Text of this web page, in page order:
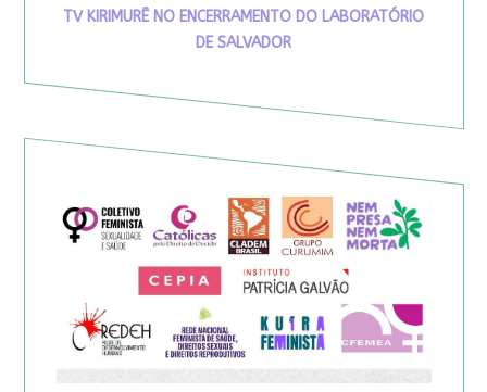
TV KIRIMURÊ NO ENCERRAMENTO DO LABORATÓRIO
DE SALVADOR